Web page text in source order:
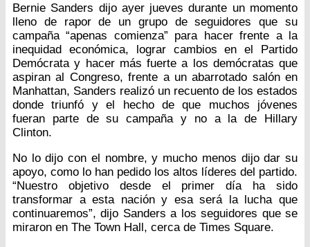
Bernie Sanders dijo ayer jueves durante un momento
lleno de rapor de un grupo de seguidores que su
campaña “apenas comienza” para hacer frente a la
inequidad económica, lograr cambios en el Partido
Demócrata y hacer más fuerte a los demócratas que
aspiran al Congreso, frente a un abarrotado salón en
Manhattan, Sanders realizó un recuento de los estados
donde triunfó y el hecho de que muchos jóvenes
fueran parte de su campaña y no a la de Hillary
Clinton.
No lo dijo con el nombre, y mucho menos dijo dar su
apoyo, como lo han pedido los altos líderes del partido.
“Nuestro objetivo desde el primer día ha sido
transformar a esta nación y esa será la lucha que
continuaremos”, dijo Sanders a los seguidores que se
miraron en The Town Hall, cerca de Times Square.